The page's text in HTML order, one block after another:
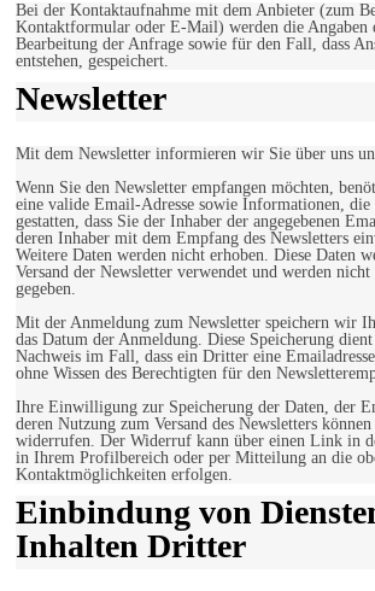
Bei der Kontaktaufnahme mit dem Anbieter (zum
Kontaktformular oder E-Mail) werden die Angaben
Bearbeitung der Anfrage sowie für den Fall, dass
entstehen, gespeichert.
Newsletter
Mit dem Newsletter informieren wir Sie über uns
Wenn Sie den Newsletter empfangen möchten,
eine valide Email-Adresse sowie Informationen,
gestatten, dass Sie der Inhaber der angegebenen
deren Inhaber mit dem Empfang des Newsletters
Weitere Daten werden nicht erhoben. Diese Daten
Versand der Newsletter verwendet und werden
gegeben.
Mit der Anmeldung zum Newsletter speichern wir
das Datum der Anmeldung. Diese Speicherung
Nachweis im Fall, dass ein Dritter eine
ohne Wissen des Berechtigten für den
Ihre Einwilligung zur Speicherung der Daten, der
deren Nutzung zum Versand des Newsletters
widerrufen. Der Widerruf kann über einen Link in
in Ihrem Profilbereich oder per Mitteilung an die
Kontaktmöglichkeiten erfolgen.
Einbindung von
Inhalten Dritter